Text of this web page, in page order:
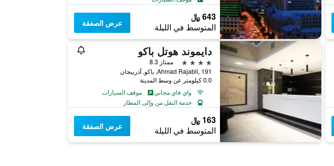
643 ﷼
المتوسط في الليلة عرض الصفقة
دايموند هوتل باكو
4 نجوم
ممتاز 8.3
Ahmad Rajabli, 191, باكو, أذربيجان
0.0 كيلومتر عن وسط المدينة
واي فاي مجاني
موقف السيارات
خدمة النقل من وإلى المطار
163 ﷼
المتوسط في الليلة عرض الصفقة